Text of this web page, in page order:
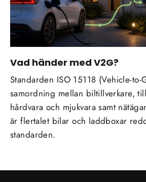
Vad händer med V2G?
Standarden ISO 15118 (Vehicle-to-
samordning mellan biltillverkare,
hårdvara och mjukvara samt
är flertalet bilar och laddboxar
standarden.